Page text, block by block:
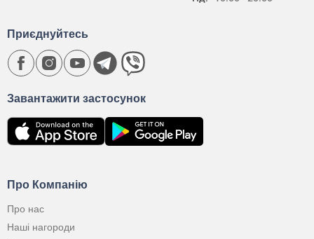
Про Компанію
Про нас
Наші нагороди
Завантажити застосунок
Приєднуйтесь